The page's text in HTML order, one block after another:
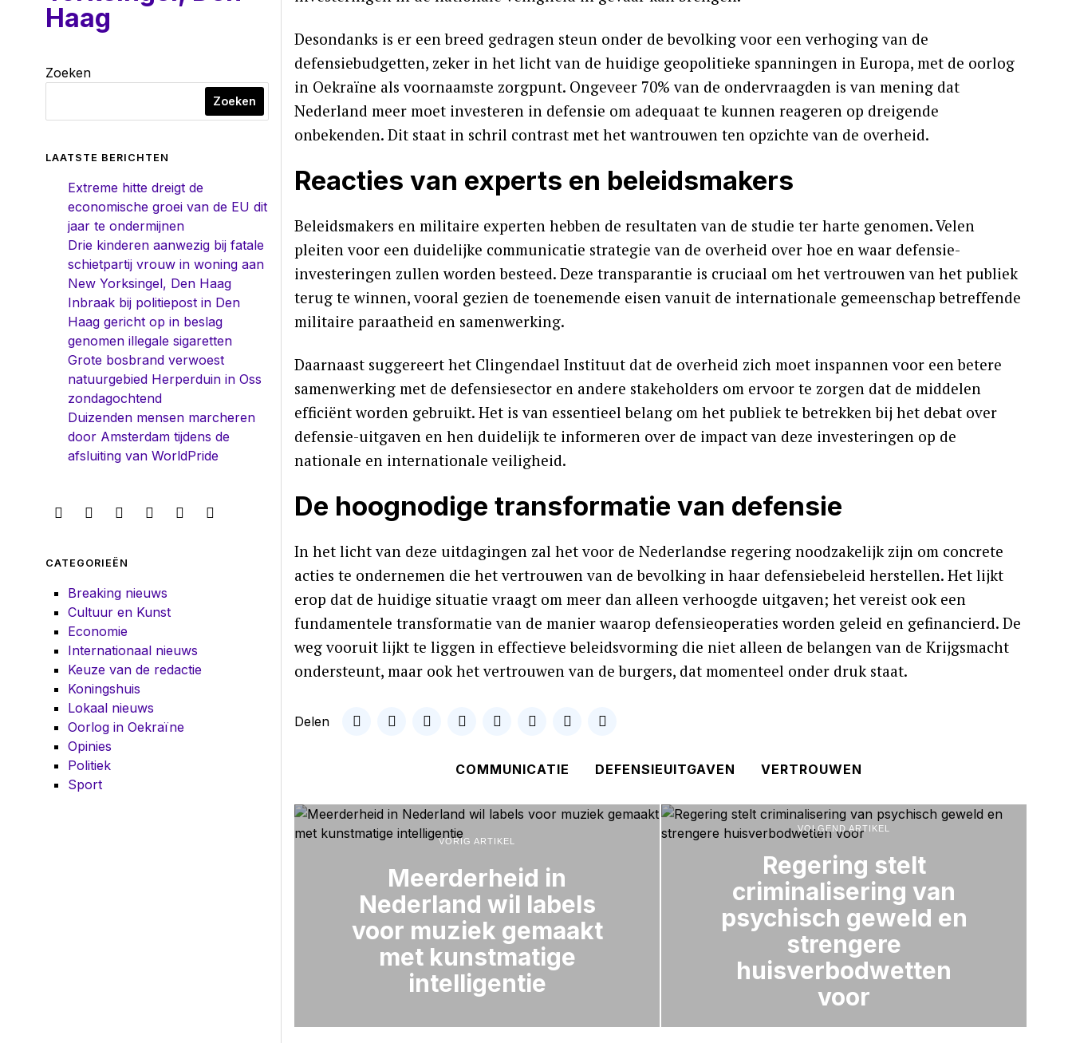
Desondanks is er een breed gedragen steun onder de bevolking voor een verhoging van de
defensiebudgetten, zeker in het licht van de huidige geopolitieke spanningen in Europa, met de oorlog
in Oekraïne als voornaamste zorgpunt. Ongeveer 70% van de ondervraagden is van mening dat
Nederland meer moet investeren in defensie om adequaat te kunnen reageren op dreigende
onbekenden. Dit staat in schril contrast met het wantrouwen ten opzichte van de overheid.
Reacties van experts en beleidsmakers
Beleidsmakers en militaire experten hebben de resultaten van de studie ter harte genomen. Velen
pleiten voor een duidelijke communicatie strategie van de overheid over hoe en waar defensie-
investeringen zullen worden besteed. Deze transparantie is cruciaal om het vertrouwen van het publiek
terug te winnen, vooral gezien de toenemende eisen vanuit de internationale gemeenschap betreffende
militaire paraatheid en samenwerking.
Daarnaast suggereert het Clingendael Instituut dat de overheid zich moet inspannen voor een betere
samenwerking met de defensiesector en andere stakeholders om ervoor te zorgen dat de middelen
efficiënt worden gebruikt. Het is van essentieel belang om het publiek te betrekken bij het debat over
defensie-uitgaven en hen duidelijk te informeren over de impact van deze investeringen op de
nationale en internationale veiligheid.
De hoognodige transformatie van defensie
In het licht van deze uitdagingen zal het voor de Nederlandse regering noodzakelijk zijn om concrete
acties te ondernemen die het vertrouwen van de bevolking in haar defensiebeleid herstellen. Het lijkt
erop dat de huidige situatie vraagt om meer dan alleen verhoogde uitgaven; het vereist ook een
fundamentele transformatie van de manier waarop defensieoperaties worden geleid en gefinancierd. De
weg vooruit lijkt te liggen in effectieve beleidsvorming die niet alleen de belangen van de Krijgsmacht
ondersteunt, maar ook het vertrouwen van de burgers, dat momenteel onder druk staat.
Delen
COMMUNICATIE DEFENSIEUITGAVEN VERTROUWEN
VORIG ARTIKEL
Meerderheid in
Nederland wil labels
voor muziek gemaakt
met kunstmatige
intelligentie
VOLGEND ARTIKEL
Regering stelt
criminalisering van
psychisch geweld en
strengere
huisverbodwetten
voor
Haag
Zoeken
Zoeken
LAATSTE BERICHTEN
Extreme hitte dreigt de
economische groei van de EU dit
jaar te ondermijnen
Drie kinderen aanwezig bij fatale
schietpartij vrouw in woning aan
New Yorksingel, Den Haag
Inbraak bij politiepost in Den
Haag gericht op in beslag
genomen illegale sigaretten
Grote bosbrand verwoest
natuurgebied Herperduin in Oss
zondagochtend
Duizenden mensen marcheren
door Amsterdam tijdens de
afsluiting van WorldPride
CATEGORIEËN
Breaking nieuws
Cultuur en Kunst
Economie
Internationaal nieuws
Keuze van de redactie
Koningshuis
Lokaal nieuws
Oorlog in Oekraïne
Opinies
Politiek
Sport